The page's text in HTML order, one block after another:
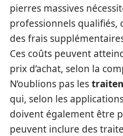
pierres massives
professionnels qualifiés,
des frais
Ces coûts peuvent
prix d’achat, selon la
N’oublions pas les
qui, selon les
doivent également être
peuvent inclure des